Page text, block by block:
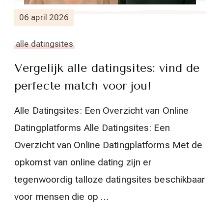
06 april 2026
alle datingsites
Vergelijk alle datingsites: vind de
perfecte match voor jou!
Alle Datingsites: Een Overzicht van Online
Datingplatforms Alle Datingsites: Een
Overzicht van Online Datingplatforms Met de
opkomst van online dating zijn er
tegenwoordig talloze datingsites beschikbaar
voor mensen die op …